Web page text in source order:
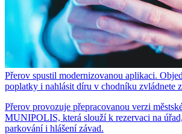
Přerov spustil modernizovanou aplikaci.
poplatky i nahlásit díru v chodníku zvládnete
Přerov provozuje přepracovanou verzi
MUNIPOLIS, která slouží k rezervaci na
parkování i hlášení závad.